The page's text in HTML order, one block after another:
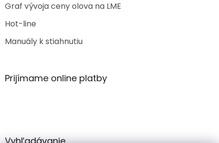
Graf vývoja ceny olova na LME
Hot-line
Manuály k stiahnutiu
Prijímame online platby